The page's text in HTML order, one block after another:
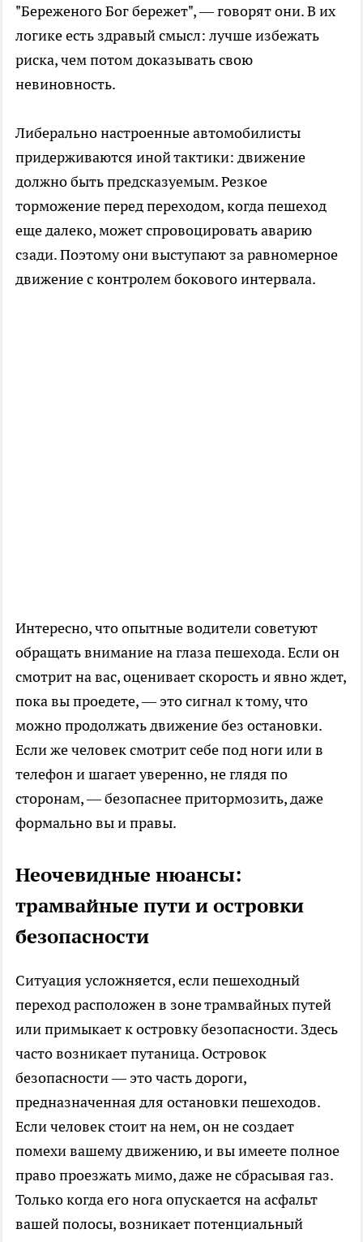
"Береженого Бог бережет", — говорят они. В их
логике есть здравый смысл: лучше избежать
риска, чем потом доказывать свою
невиновность.
Либерально настроенные автомобилисты
придерживаются иной тактики: движение
должно быть предсказуемым. Резкое
торможение перед переходом, когда пешеход
еще далеко, может спровоцировать аварию
сзади. Поэтому они выступают за равномерное
движение с контролем бокового интервала.
Интересно, что опытные водители советуют
обращать внимание на глаза пешехода. Если он
смотрит на вас, оценивает скорость и явно ждет,
пока вы проедете, — это сигнал к тому, что
можно продолжать движение без остановки.
Если же человек смотрит себе под ноги или в
телефон и шагает уверенно, не глядя по
сторонам, — безопаснее притормозить, даже
формально вы и правы.
Неочевидные нюансы:
трамвайные пути и островки
безопасности
Ситуация усложняется, если пешеходный
переход расположен в зоне трамвайных путей
или примыкает к островку безопасности. Здесь
часто возникает путаница. Островок
безопасности — это часть дороги,
предназначенная для остановки пешеходов.
Если человек стоит на нем, он не создает
помехи вашему движению, и вы имеете полное
право проезжать мимо, даже не сбрасывая газ.
Только когда его нога опускается на асфальт
вашей полосы, возникает потенциальный